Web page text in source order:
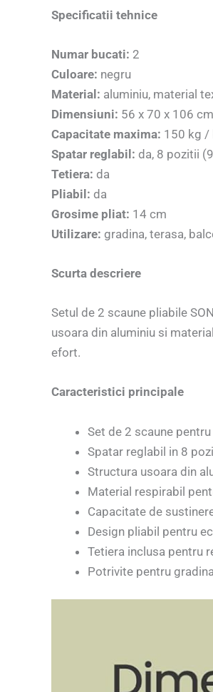
Specificatii tehnice
Numar bucati: 2
Culoare: negru
Material: aluminiu, material
Dimensiuni: 56 x 70 x 106 cm
Capacitate maxima: 150 kg /
Spatar reglabil: da, 8 pozitii
Tetiera: da
Pliabil: da
Grosime pliat: 14 cm
Utilizare: gradina, terasa,
Scurta descriere
Setul de 2 scaune pliabile
usoara din aluminiu si
efort.
Caracteristici principale
Set de 2 scaune
Spatar reglabil in 8
Structura usoara din
Material respirabil
Capacitate de
Design pliabil pentru
Tetiera inclusa pentru
Potrivite pentru